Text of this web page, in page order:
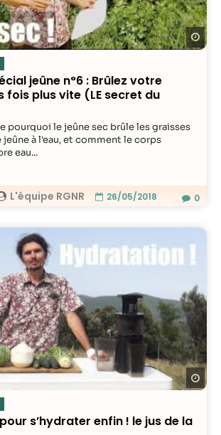
jeûne n°6 : Brûlez votre
fois plus vite (LE secret du
L'équipe RGNR 26/05/2018
pourquoi le jeûne sec brûle les graisses
jeûne à l'eau, et comment le corps
eau...
0
s’hydrater enfin ! le jus de la